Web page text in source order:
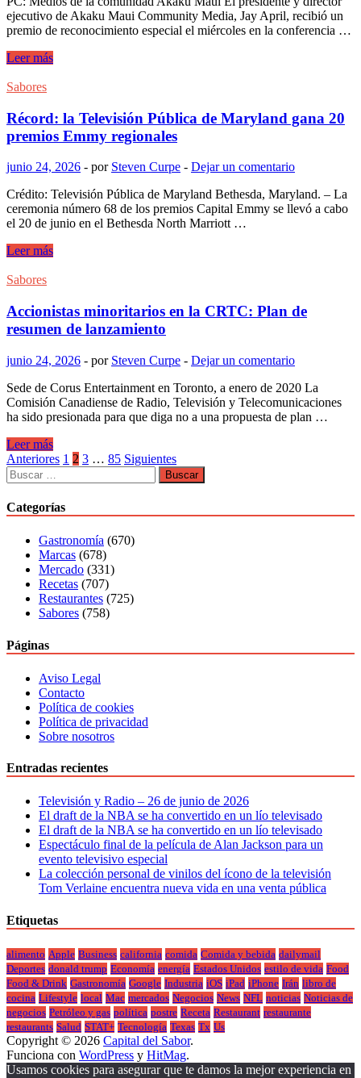
otra
habitación
que
casa
segura,
y
el
sistema
nervioso
todavía
lee
la
ecuación
de
misma
décadas
después.
dólares
ejecutivo de Akaku Maui Community Media, Jay April, recibió un
premio de reconocimiento especial el miércoles en la conferencia …
El
y
ejecutivo
de
Akaku,
April,
recibió
el
Premio
Nacional
de
Reconocimiento
Especial:
Maui
Now
Leer más
Sabores
Récord: la Televisión Pública de Maryland gana 20
premios Emmy regionales
junio 24, 2026 - por Steven Curpe - Dejar un comentario
Crédito: Televisión Pública de Maryland Bethesda, Maryland. – La
ceremonia número 68 de los premios Capital Emmy se llevó a cabo
el 20 de junio en el Bethesda North Marriott …
Récord:
Televisión
de
Maryland
gana
premios
Emmy
regionales
Leer más
Sabores
Accionistas minoritarios en la CRTC: Plan de
resumen de lanzamiento
junio 24, 2026 - por Steven Curpe - Dejar un comentario
Sede de Corus Entertainment en Toronto, a enero de 2020 La
Comisión Canadiense de Radio, Televisión y Telecomunicaciones
ha sido presionada para que diga no a una propuesta de plan …
Accionistas
minoritarios
en
la
CRTC:
Plan
resumen
lanzamiento
Leer más
Paginación
de
entradas
Anteriores 1 2 3 … 85 Siguientes
Buscar:
Categorías
Gastronomía (670)
Marcas (678)
Mercado (331)
Recetas (707)
Restaurantes (725)
Sabores (758)
Páginas
Aviso Legal
Contacto
Política de cookies
Política de privacidad
Sobre nosotros
Entradas recientes
Televisión y Radio – 26 de junio de 2026
El draft de la NBA se ha convertido en un lío televisado
El draft de la NBA se ha convertido en un lío televisado
Espectáculo final de la película de Alan Jackson para un
evento televisivo especial
La colección personal de vinilos del ícono de la televisión
Tom Verlaine encuentra nueva vida en una venta pública
Etiquetas
alimento Apple Business california comida Comida y bebida dailymail
Deportes donald trump Economía energía Estados Unidos estilo de vida Food
Food & Drink Gastronomía Google Industria iOS iPad iPhone Irán libro de
cocina Lifestyle local Mac mercados Negocios News NFL noticias Noticias de
negocios Petróleo y gas política postre Receta Restaurant restaurante
restaurants Salud STAT+ Tecnología Texas Tx Us
Copyright © 2026 Capital del Sabor.
Funciona con WordPress y HitMag.
Usamos cookies para asegurar que te damos la mejor experiencia en